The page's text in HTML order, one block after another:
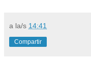
a la/s 14:41
Compartir